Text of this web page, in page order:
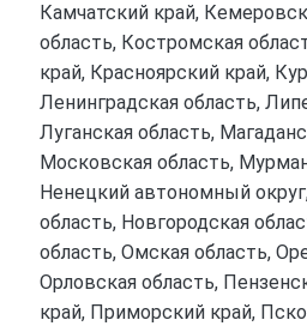
Камчатский край,
область, Костромская
край, Красноярский край,
Ленинградская область,
Луганская область,
Московская область,
Ненецкий автономный
область, Новгородская
область, Омская область,
Орловская область,
край, Приморский край,